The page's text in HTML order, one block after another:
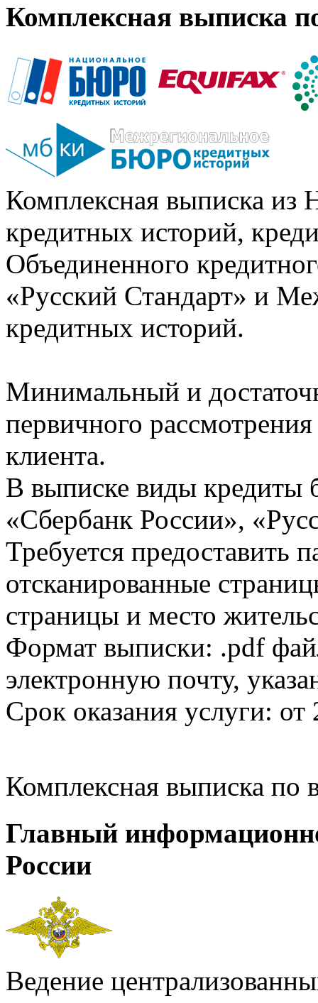
Комплексная выписка
Комплексная выписка из
кредитных историй,
Объединенного
«Русский Стандарт» и
кредитных историй.
Минимальный и
первичного
клиента.
В выписке виды кредиты
«Сбербанк России»,
Требуется предоставить
отсканированные
страницы и место
Формат выписки: .pdf
электронную почту,
Срок оказания услуги: от
Комплексная выписка
Главный
России
Ведение